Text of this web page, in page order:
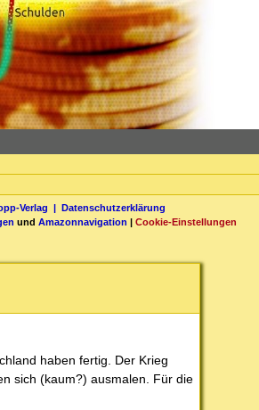
Verlag | Datenschutzerklärung
und Amazonnavigation | Cookie-Einstellungen
haben fertig. Der Krieg
sich (kaum?) ausmalen. Für die